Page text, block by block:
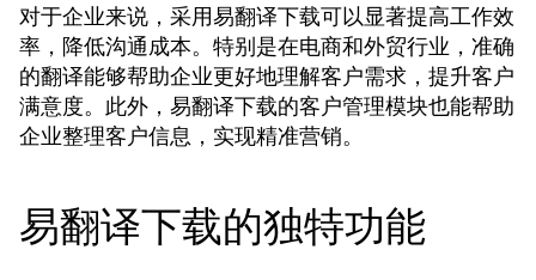
对于企业来说，采用易翻译下载可以显著提高工作效
率，降低沟通成本。特别是在电商和外贸行业，准确
的翻译能够帮助企业更好地理解客户需求，提升客户
满意度。此外，易翻译下载的客户管理模块也能帮助
企业整理客户信息，实现精准营销。
易翻译下载的独特功能